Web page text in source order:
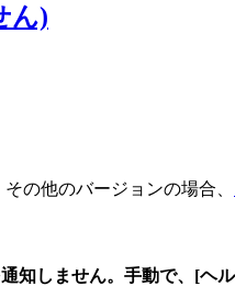
ん)
の他のバージョンの場合、
知しません。手動で、[ヘ